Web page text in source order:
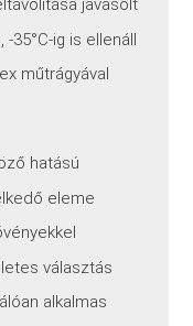
javasolt
-35°C-ig is ellenáll
műtrágyával
hatású
eleme
választás
alkalmas